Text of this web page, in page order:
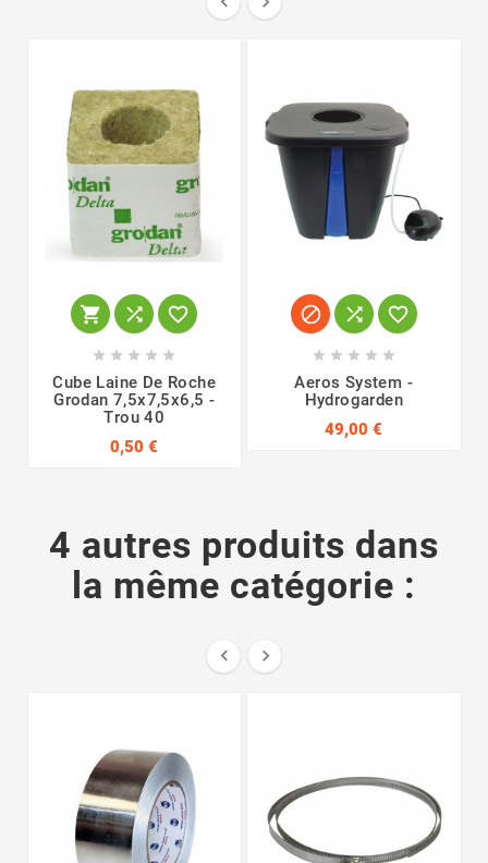
  
    
Cube Laine De Roche
Grodan 7,5x7,5x6,5 -
Trou 40
0,50 €
  
    
Aeros System -
Hydrogarden
49,00 €
4 autres produits dans
la même catégorie :
 